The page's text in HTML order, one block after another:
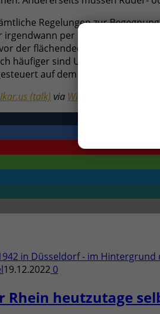
Regelungen zur
per Dekret
der flächendeckenden
häufiger sind Unfälle, bei denen
auf dem Fluss treibt.
Ikar.us (talk) via Wikimedia
19.12.2022 0
Rhein heutzutage